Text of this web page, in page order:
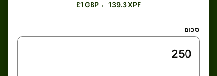
£1 GBP ← 139.3 XPF
סכום